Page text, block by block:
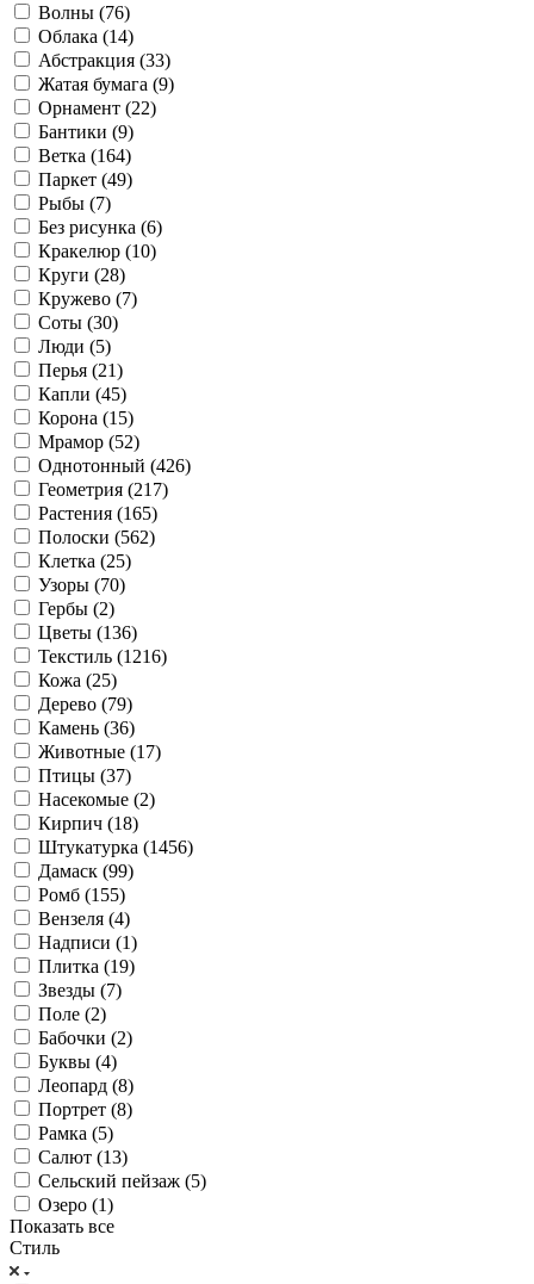
Волны (76)
Облака (14)
Абстракция (33)
Жатая бумага (9)
Орнамент (22)
Бантики (9)
Ветка (164)
Паркет (49)
Рыбы (7)
Без рисунка (6)
Кракелюр (10)
Круги (28)
Кружево (7)
Соты (30)
Люди (5)
Перья (21)
Капли (45)
Корона (15)
Мрамор (52)
Однотонный (426)
Геометрия (217)
Растения (165)
Полоски (562)
Клетка (25)
Узоры (70)
Гербы (2)
Цветы (136)
Текстиль (1216)
Кожа (25)
Дерево (79)
Камень (36)
Животные (17)
Птицы (37)
Насекомые (2)
Кирпич (18)
Штукатурка (1456)
Дамаск (99)
Ромб (155)
Вензеля (4)
Надписи (1)
Плитка (19)
Звезды (7)
Поле (2)
Бабочки (2)
Буквы (4)
Леопард (8)
Портрет (8)
Рамка (5)
Салют (13)
Сельский пейзаж (5)
Озеро (1)
Показать все
Стиль